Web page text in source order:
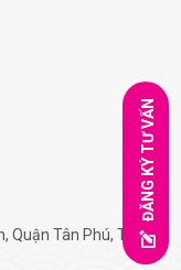
Quận Tân Phú, TP.Hồ
ĐĂNG KÝ TƯ VẤN